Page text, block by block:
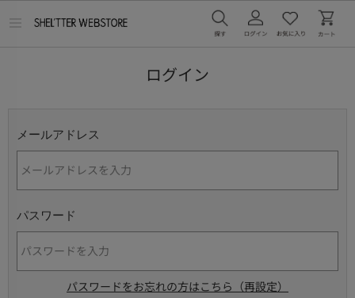
ログイン
メールアドレス
パスワード
パスワードをお忘れの方はこちら（再設定）